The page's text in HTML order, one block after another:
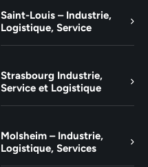
Saint-Louis – Industrie,
Logistique, Service
Strasbourg Industrie,
Service et Logistique
Molsheim – Industrie,
Logistique, Services